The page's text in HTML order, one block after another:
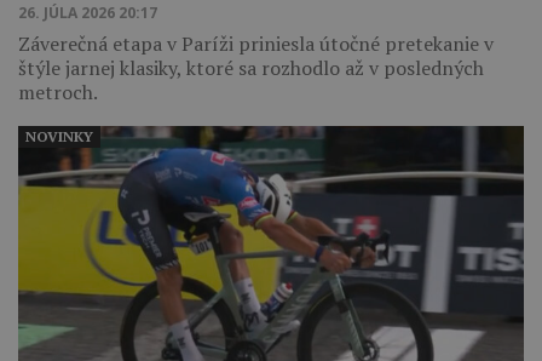
26. JÚLA 2026 20:17
Záverečná etapa v Paríži priniesla útočné pretekanie v
štýle jarnej klasiky, ktoré sa rozhodlo až v posledných
metroch.
NOVINKY